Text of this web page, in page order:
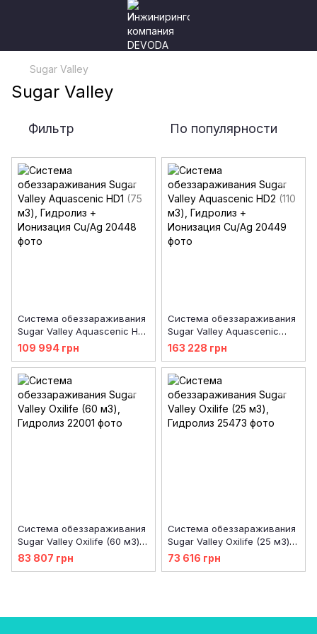
Sugar Valley
Sugar Valley
Фильтр По популярности
Система обеззараживания
Sugar Valley Aquascenic HD1
(75 м3), Гидролиз +
Ионизация Cu/Ag
109 994 грн
Система обеззараживания
Sugar Valley Aquascenic
HD2 (110 м3), Гидролиз +
Ионизация Cu/Ag
163 228 грн
Система обеззараживания
Sugar Valley Oxilife (60 м3),
Гидролиз
83 807 грн
Система обеззараживания
Sugar Valley Oxilife (25 м3),
Гидролиз
73 616 грн